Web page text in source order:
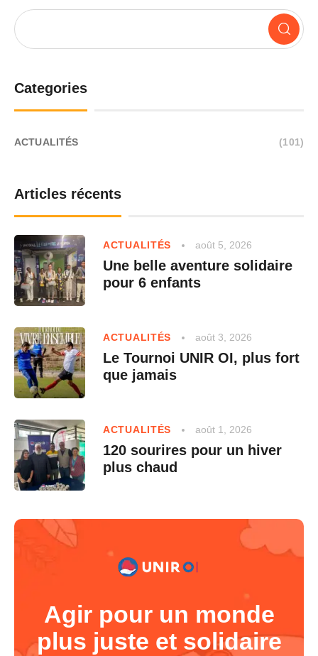
Categories
ACTUALITÉS (101)
Articles récents
ACTUALITÉS août 5, 2026
Une belle aventure solidaire
pour 6 enfants
ACTUALITÉS août 3, 2026
Le Tournoi UNIR OI, plus fort
que jamais
ACTUALITÉS août 1, 2026
120 sourires pour un hiver
plus chaud
Agir pour un monde
plus juste et solidaire